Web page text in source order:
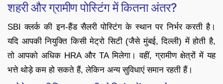
शहरी और ग्रामीण पोस्टिंग में कितना अंतर?
SBI क्लर्क की इन-हैंड सैलरी पोस्टिंग के स्थान पर निर्भर करती है।
यदि आपकी नियुक्ति किसी मेट्रो सिटी (जैसे मुंबई, दिल्ली) में होती है,
तो आपको अधिक HRA और TA मिलेगा। वहीं, ग्रामीण क्षेत्रों में यह
भत्ते थोड़े कम हो सकते हैं, लेकिन अन्य सुविधाएं समान रहती हैं।